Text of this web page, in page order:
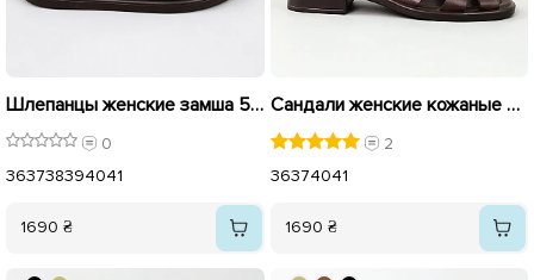
Шлепанцы женские замша 594439 Бежевые
0
363738394041
1690 ₴
Сандали женские кожаные 594442 Шоколадные
2
36374041
1690 ₴